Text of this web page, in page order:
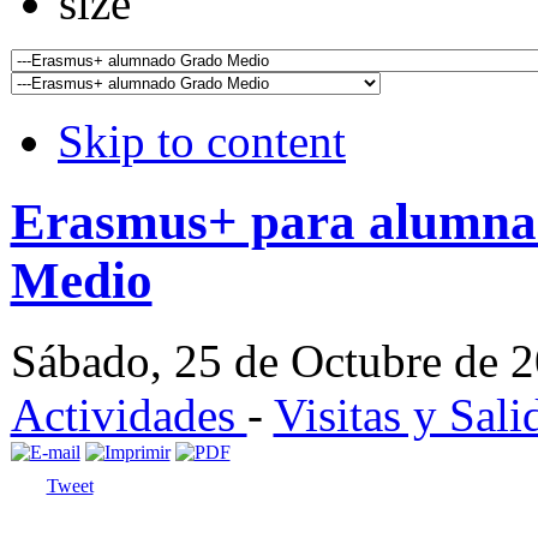
Skip to content
Erasmus+ para
Medio
Sábado, 25 de Octubre de
Actividades - Visitas y
Tweet